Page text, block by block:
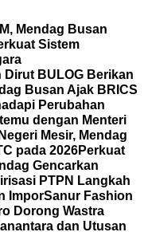
Mendag Busan
Sistem
Dirut BULOG Berikan
Busan Ajak BRICS
Perubahan
dengan Menteri
Mesir, Mendag
pada 2026Perkuat
Gencarkan
PTPN Langkah
ImporSanur Fashion
Dorong Wastra
dan Utusan